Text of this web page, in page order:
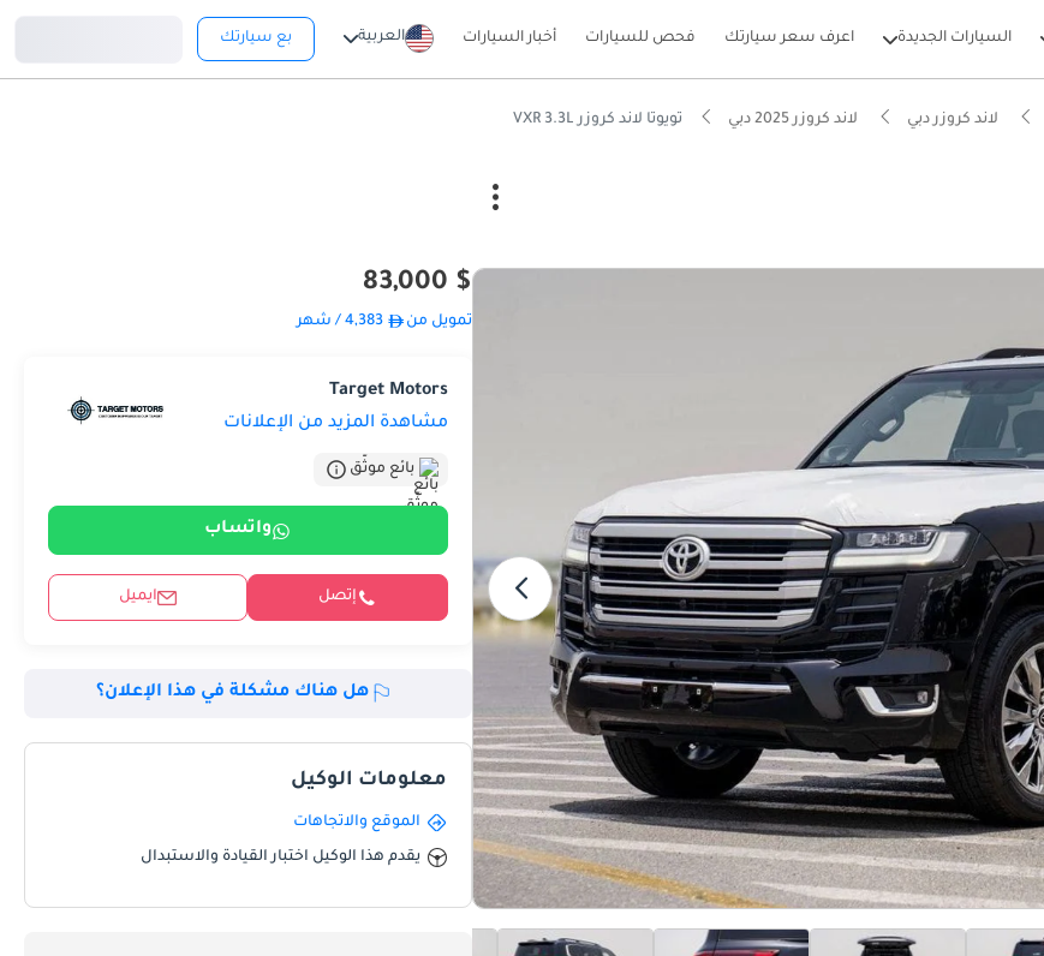
السيارات الجديدة اعرف سعر سيارتك فحص للسيارات أخبار السيارات العربية بع سيارتك
لاند كروزر دبي لاند كروزر 2025 دبي تويوتا لاند كروزر VXR 3.3L
$ 83,000
تمويل من 4,383 / شهر
Target Motors
مشاهدة المزيد من الإعلانات
بائع موثّق
واتساب
إتصل ايميل
هل هناك مشكلة في هذا الإعلان؟
معلومات الوكيل
الموقع والاتجاهات
يقدم هذا الوكيل اختبار القيادة والاستبدال
للطرق الوعرة
المقاعد الخلفية في الفئة